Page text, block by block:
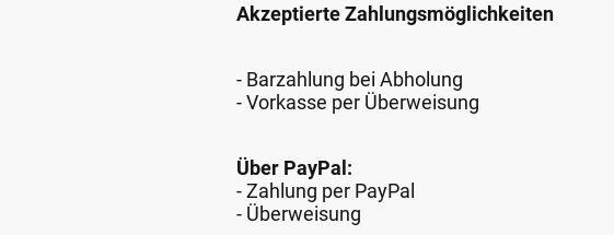
Akzeptierte Zahlungsmöglichkeiten
- Barzahlung bei Abholung
- Vorkasse per Überweisung
Über PayPal:
- Zahlung per PayPal
- Überweisung